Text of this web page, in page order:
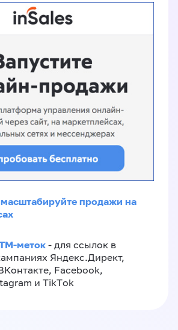
продажи на
меток - для ссылок в
Яндекс.Директ,
Facebook,
и TikTok